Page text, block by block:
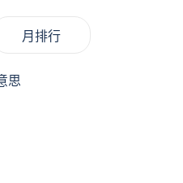
月排行
思